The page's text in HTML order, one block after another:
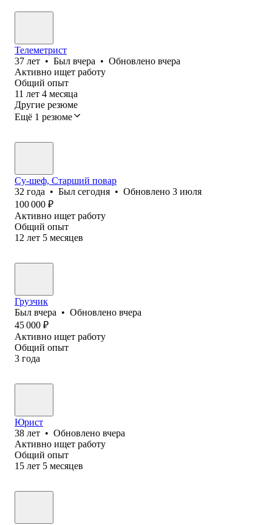
Телеметрист
37 лет • Был вчера • Обновлено вчера
Активно ищет работу
Общий опыт
11 лет 4 месяца
Другие резюме
Ещё 1 резюме
Су-шеф, Старший повар
32 года • Был сегодня • Обновлено 3 июля
100 000 ₽
Активно ищет работу
Общий опыт
12 лет 5 месяцев
Грузчик
Был вчера • Обновлено вчера
45 000 ₽
Активно ищет работу
Общий опыт
3 года
Юрист
38 лет • Обновлено вчера
Активно ищет работу
Общий опыт
15 лет 5 месяцев